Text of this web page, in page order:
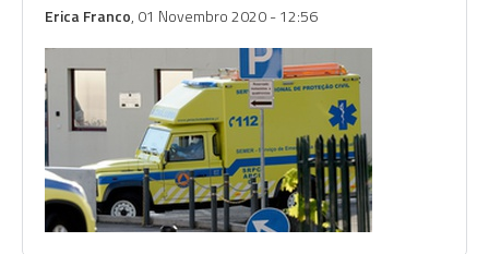
Erica Franco, 01 Novembro 2020 - 12:56